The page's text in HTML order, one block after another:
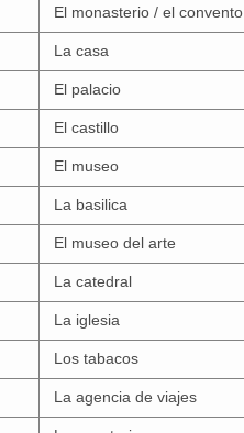
El monasterio / el convento
La casa
El palacio
El castillo
El museo
La basilica
El museo del arte
La catedral
La iglesia
Los tabacos
La agencia de viajes